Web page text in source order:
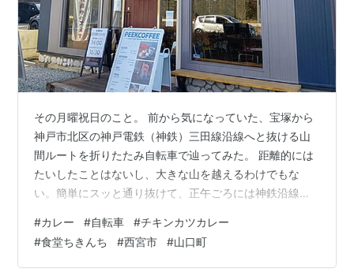
その月曜祝日のこと。 前から気になっていた、宝塚から
神戸市北区の神戸電鉄（神鉄）三田線沿線へと抜ける山
間ルートを折りたたみ自転車で辿ってみた。 距離的には
たいしたことはないし、大きな山を越えるわけでもな
い。簡単にスッと通り抜けて、正午ごろには神鉄沿線に
ところが、計画通りにはいかず、二転三転。紆余曲折。
ようやく山間部を通り抜けて、ロードサイド街にたどり
着いたのは14時をとっくに過ぎた頃であった（その顛末
#カレー #自転車 #チキンカツカレー
#食堂ちきんち #西宮市 #山口町